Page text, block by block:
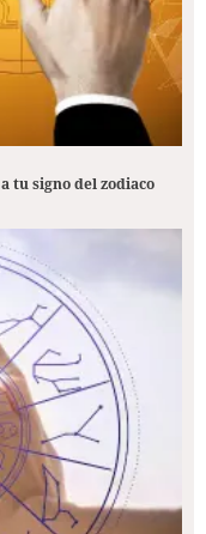
tu signo del zodiaco